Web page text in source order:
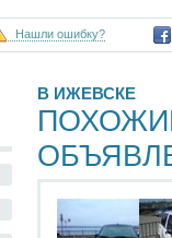
Нашли ошибку?
В ИЖЕВСКЕ